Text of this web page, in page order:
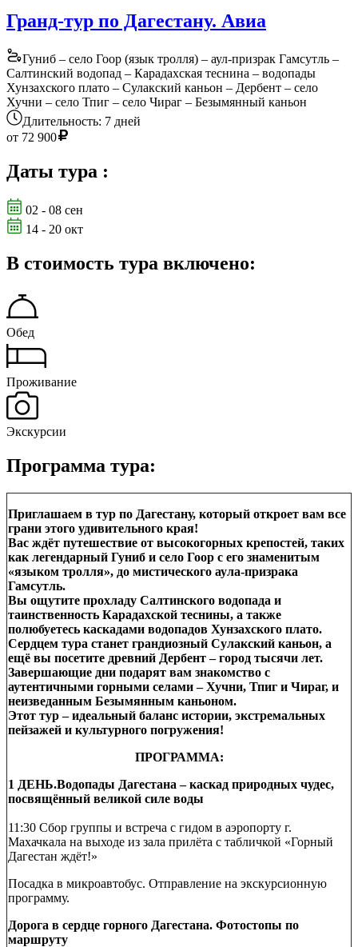
Гранд-тур по Дагестану. Авиа
Гуниб – село Гоор (язык тролля) – аул-призрак Гамсутль –
Салтинский водопад – Карадахская теснина – водопады
Хунзахского плато – Сулакский каньон – Дербент – село
Хучни – село Тпиг – село Чираг – Безымянный каньон
Длительность: 7 дней
от 72 900
Даты тура :
02 - 08 сен
14 - 20 окт
В стоимость тура включено:
Обед
Проживание
Экскурсии
Программа тура:
Приглашаем в тур по Дагестану, который откроет вам все
грани этого удивительного края!
Вас ждёт путешествие от высокогорных крепостей, таких
как легендарный Гуниб и село Гоор с его знаменитым
«языком тролля», до мистического аула-призрака
Гамсутль.
Вы ощутите прохладу Салтинского водопада и
таинственность Карадахской теснины, а также
полюбуетесь каскадами водопадов Хунзахского плато.
Сердцем тура станет грандиозный Сулакский каньон, а
ещё вы посетите древний Дербент – город тысячи лет.
Завершающие дни подарят вам знакомство с
аутентичными горными селами – Хучни, Тпиг и Чираг, и
неизведанным Безымянным каньоном.
Этот тур – идеальный баланс истории, экстремальных
пейзажей и культурного погружения!
ПРОГРАММА:
1 ДЕНЬ.Водопады Дагестана – каскад природных чудес,
посвящённый великой силе воды
11:30 Сбор группы и встреча с гидом в аэропорту г.
Махачкала на выходе из зала прилёта с табличкой «Горный
Дагестан ждёт!»
Посадка в микроавтобус. Отправление на экскурсионную
программу.
Дорога в сердце горного Дагестана. Фотостопы по
маршруту